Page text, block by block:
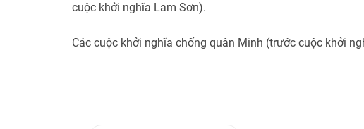
cuộc khởi nghĩa Lam Sơn).
Các cuộc khởi nghĩa chống quân Minh (trước cuộc khởi